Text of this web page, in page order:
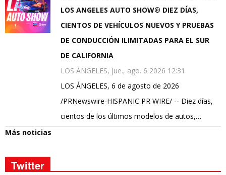
LOS ANGELES AUTO SHOW® DIEZ DÍAS,
CIENTOS DE VEHÍCULOS NUEVOS Y PRUEBAS
DE CONDUCCIÓN ILIMITADAS PARA EL SUR
DE CALIFORNIA
LOS ÁNGELES, jue., ago. 6 2026 12:31
LOS ÁNGELES, 6 de agosto de 2026
/PRNewswire-HISPANIC PR WIRE/ -- Diez días,
cientos de los últimos modelos de autos,…
Más noticias
Twitter